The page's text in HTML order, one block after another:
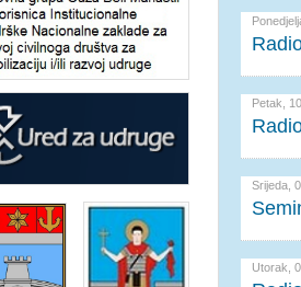
Petak,
Srijeda,
Utorak,